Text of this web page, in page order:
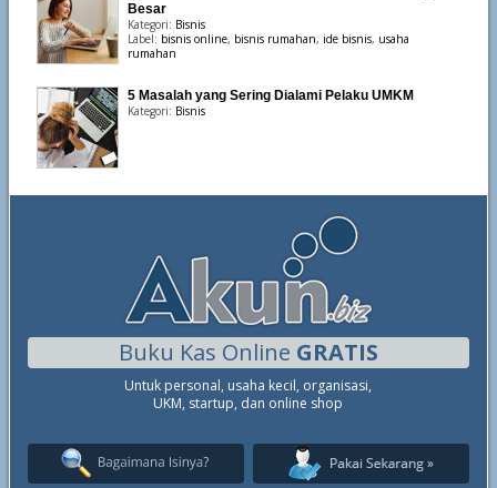
Besar
Kategori: Bisnis
Label: bisnis online, bisnis rumahan, ide bisnis, usaha
rumahan
5 Masalah yang Sering Dialami Pelaku UMKM
Kategori: Bisnis
Buku Kas Online GRATIS
Untuk personal, usaha kecil, organisasi,
UKM, startup, dan online shop